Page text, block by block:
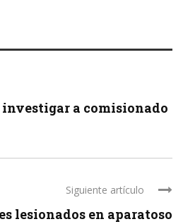
a comisionado
Siguiente artículo
lesionados en aparatoso